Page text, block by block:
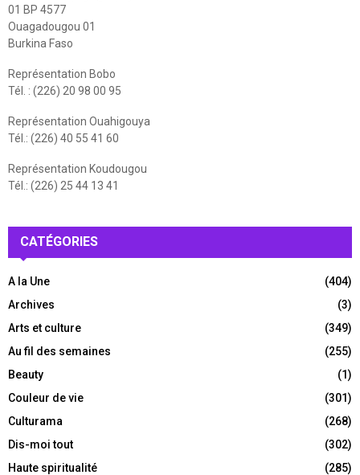
01 BP 4577
Ouagadougou 01
Burkina Faso
Représentation Bobo
Tél. : (226) 20 98 00 95
Représentation Ouahigouya
Tél.: (226) 40 55 41 60
Représentation Koudougou
Tél.: (226) 25 44 13 41
CATÉGORIES
A la Une
(404)
Archives
(3)
Arts et culture
(349)
Au fil des semaines
(255)
Beauty
(1)
Couleur de vie
(301)
Culturama
(268)
Dis-moi tout
(302)
Haute spiritualité
(285)